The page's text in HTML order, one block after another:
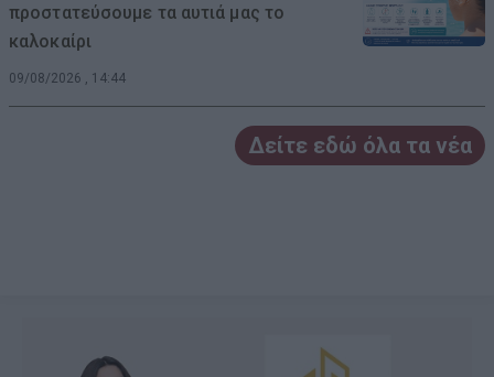
προστατεύσουμε τα αυτιά μας το
καλοκαίρι
09/08/2026 , 14:44
Δείτε εδώ όλα τα νέα